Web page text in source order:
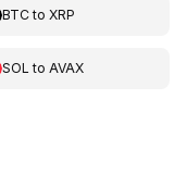
BTCto XRP
SOL to AVAX